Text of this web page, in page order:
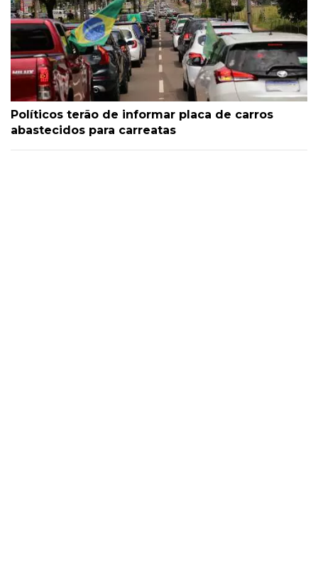
Políticos terão de informar placa de carros
abastecidos para carreatas